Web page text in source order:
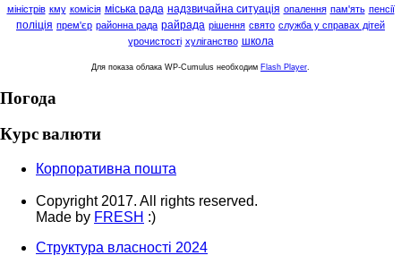
міністрів кму комісія міська рада надзвичайна ситуація опалення пам'ять пенсії
поліція прем'єр районна рада райрада рішення свято служба у справах дітей
урочистості хуліганство школа
Для показа облака WP-Cumulus необходим Flash Player
Погода
Курс валюти
Корпоративна пошта
Copyright 2017. All rights reserved.
Made by FRESH :)
Структура власності 2024